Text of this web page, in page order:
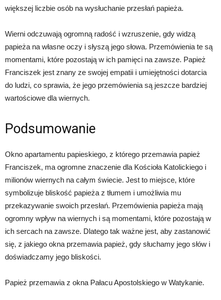
większej liczbie osób na wysłuchanie przesłań papieża.
Wierni odczuwają ogromną radość i wzruszenie, gdy widzą
papieża na własne oczy i słyszą jego słowa. Przemówienia te są
momentami, które pozostają w ich pamięci na zawsze. Papież
Franciszek jest znany ze swojej empatii i umiejętności dotarcia
do ludzi, co sprawia, że jego przemówienia są jeszcze bardziej
wartościowe dla wiernych.
Podsumowanie
Okno apartamentu papieskiego, z którego przemawia papież
Franciszek, ma ogromne znaczenie dla Kościoła Katolickiego i
milionów wiernych na całym świecie. Jest to miejsce, które
symbolizuje bliskość papieża z tłumem i umożliwia mu
przekazywanie swoich przesłań. Przemówienia papieża mają
ogromny wpływ na wiernych i są momentami, które pozostają w
ich sercach na zawsze. Dlatego tak ważne jest, aby zastanowić
się, z jakiego okna przemawia papież, gdy słuchamy jego słów i
doświadczamy jego bliskości.
Papież przemawia z okna Pałacu Apostolskiego w Watykanie.